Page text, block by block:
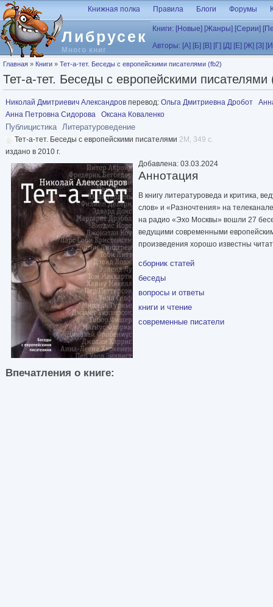
Перейти к основному содержанию
Либрусек
Много книг
Книжная полка Правила Блоги Форумы
Книги: [Новые] [Жанры] [Серии]
Авторы: [А] [Б] [В] [Г] [Д] [Е] [Ж] [З]
Вы здесь
Главная » Книги » Тет-а-тет. Беседы с европейскими писателями (fb2)
Тет-а-тет. Беседы с европейскими писателями
Николай Дмитриевич Александров перевод: Ольга Дмитриевна Дробот
Анна Петровна Сидорова
Оксана Коваленко
Публицистика Литературоведение
Тет-а-тет. Беседы с европейскими писателями 2M, 349 с.
издано в 2010 г.
Добавлена: 03.03.2024
Аннотация
В книгу литературоведа и критика,
слов» и «Разночтения» на
на радио «Эхо Москвы» вошли 27
ведущими современными
произведения хорошо известны
сборник статей
беседы
вопросы и ответы
книги и чтение
современные писатели
Впечатления о книге: